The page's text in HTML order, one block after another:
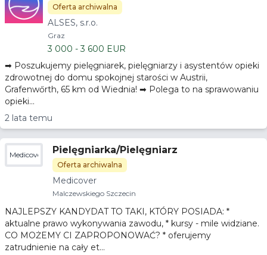
iarka praktykująca Graz, Austria
Oferta archiwalna
ALSES, s.r.o.
Graz
3 000 - 3 600 EUR
➡ Poszukujemy pielęgniarek, pielęgniarzy i asystentów opieki
zdrowotnej do domu spokojnej starości w Austrii,
Grafenwőrth, 65 km od Wiednia! ➡ Polega to na sprawowaniu
opieki...
2 lata temu
Medicover Pielęgniarka/Pielęgniarz
Oferta archiwalna
Medicover
Malczewskiego Szczecin
NAJLEPSZY KANDYDAT TO TAKI, KTÓRY POSIADA: *
aktualne prawo wykonywania zawodu, * kursy - mile widziane.
CO MOŻEMY CI ZAPROPONOWAĆ? * oferujemy
zatrudnienie na cały et...